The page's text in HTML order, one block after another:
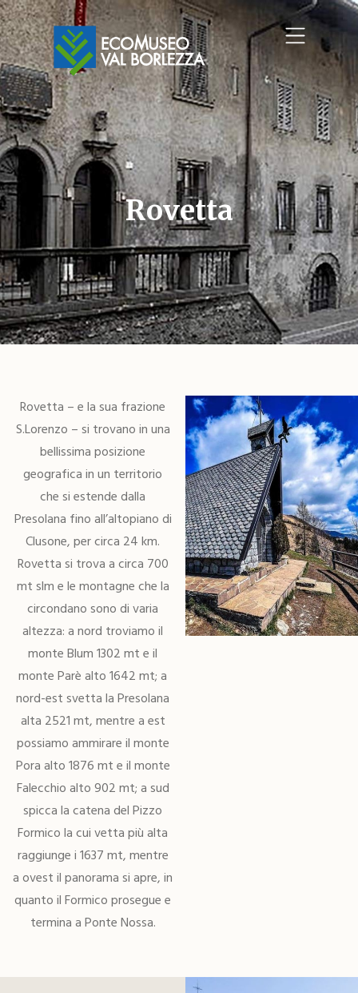
Rovetta
Rovetta – e la sua frazione
S.Lorenzo – si trovano in una
bellissima posizione
geografica in un territorio
che si estende dalla
Presolana fino all’altopiano di
Clusone, per circa 24 km.
Rovetta si trova a circa 700
mt slm e le montagne che la
circondano sono di varia
altezza: a nord troviamo il
monte Blum 1302 mt e il
monte Parè alto 1642 mt; a
nord-est svetta la Presolana
alta 2521 mt, mentre a est
possiamo ammirare il monte
Pora alto 1876 mt e il monte
Falecchio alto 902 mt; a sud
spicca la catena del Pizzo
Formico la cui vetta più alta
raggiunge i 1637 mt, mentre
a ovest il panorama si apre, in
quanto il Formico prosegue e
termina a Ponte Nossa.